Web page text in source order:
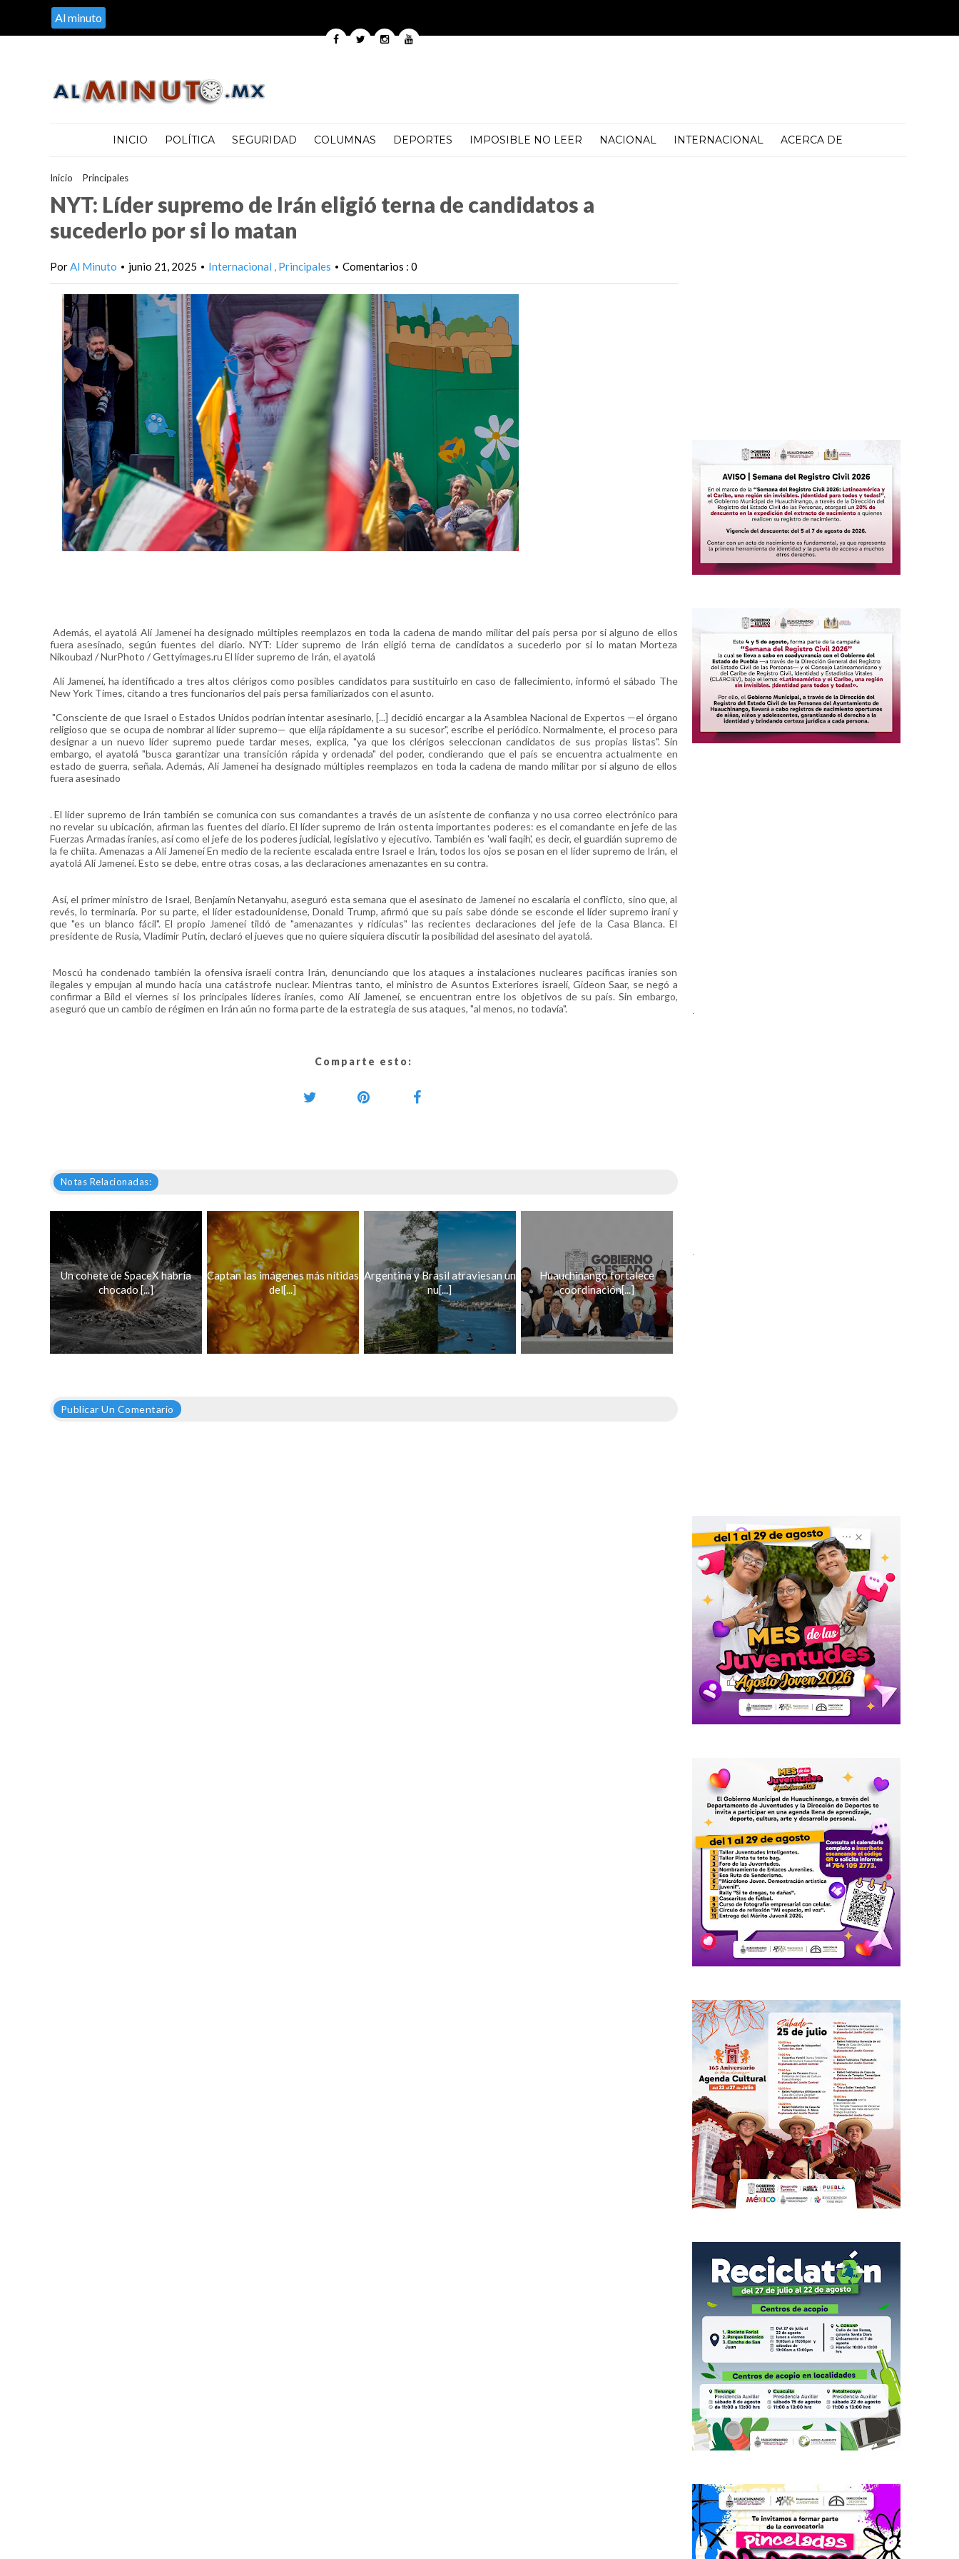
Al minuto
INICIO POLÍTICA SEGURIDAD COLUMNAS DEPORTES IMPOSIBLE NO LEER NACIONAL INTERNACIONAL ACERCA DE
Inicio Principales>
NYT: Líder supremo de Irán eligió terna de candidatos a
sucederlo por si lo matan
PorAl Minuto • junio 21, 2025 • Internacional Principales • Comentarios : 0
Además, el ayatolá Alí Jameneí ha designado múltiples reemplazos en toda la cadena de mando militar del país persa por si alguno de ellos
fuera asesinado, según fuentes del diario. NYT: Líder supremo de Irán eligió terna de candidatos a sucederlo por si lo matan Morteza
Nikoubazl / NurPhoto / Gettyimages.ru El líder supremo de Irán, el ayatolá
Alí Jameneí, ha identificado a tres altos clérigos como posibles candidatos para sustituirlo en caso de fallecimiento, informó el sábado The
New York Times, citando a tres funcionarios del país persa familiarizados con el asunto.
"Consciente de que Israel o Estados Unidos podrían intentar asesinarlo, [...] decidió encargar a la Asamblea Nacional de Expertos —el órgano
religioso que se ocupa de nombrar al líder supremo— que elija rápidamente a su sucesor", escribe el periódico. Normalmente, el proceso para
designar a un nuevo líder supremo puede tardar meses, explica, "ya que los clérigos seleccionan candidatos de sus propias listas". Sin
embargo, el ayatolá "busca garantizar una transición rápida y ordenada" del poder, condierando que el país se encuentra actualmente en
estado de guerra, señala. Además, Alí Jameneí ha designado múltiples reemplazos en toda la cadena de mando militar por si alguno de ellos
fuera asesinado
. El líder supremo de Irán también se comunica con sus comandantes a través de un asistente de confianza y no usa correo electrónico para
no revelar su ubicación, afirman las fuentes del diario. El líder supremo de Irán ostenta importantes poderes: es el comandante en jefe de las
Fuerzas Armadas iraníes, así como el jefe de los poderes judicial, legislativo y ejecutivo. También es 'wali faqih', es decir, el guardián supremo de
la fe chiita. Amenazas a Alí Jameneí En medio de la reciente escalada entre Israel e Irán, todos los ojos se posan en el líder supremo de Irán, el
ayatolá Alí Jameneí. Esto se debe, entre otras cosas, a las declaraciones amenazantes en su contra.
Así, el primer ministro de Israel, Benjamín Netanyahu, aseguró esta semana que el asesinato de Jameneí no escalaría el conflicto, sino que, al
revés, lo terminaría. Por su parte, el líder estadounidense, Donald Trump, afirmó que su país sabe dónde se esconde el líder supremo iraní y
que "es un blanco fácil". El propio Jameneí tildó de "amenazantes y ridículas" las recientes declaraciones del jefe de la Casa Blanca. El
presidente de Rusia, Vladímir Putin, declaró el jueves que no quiere siquiera discutir la posibilidad del asesinato del ayatolá.
Moscú ha condenado también la ofensiva israelí contra Irán, denunciando que los ataques a instalaciones nucleares pacíficas iraníes son
ilegales y empujan al mundo hacia una catástrofe nuclear. Mientras tanto, el ministro de Asuntos Exteriores israelí, Gideon Saar, se negó a
confirmar a Bild el viernes si los principales líderes iraníes, como Alí Jameneí, se encuentran entre los objetivos de su país. Sin embargo,
aseguró que un cambio de régimen en Irán aún no forma parte de la estrategia de sus ataques, "al menos, no todavía".
Comparte esto:
Notas Relacionadas:
Un cohete de SpaceX habría
chocado [...]
Captan las imágenes más nítidas
del[...]
Argentina y Brasil atraviesan un
nu[...]
Huauchinango fortalece
coordinación[...]
Publicar Un Comentario
.
.